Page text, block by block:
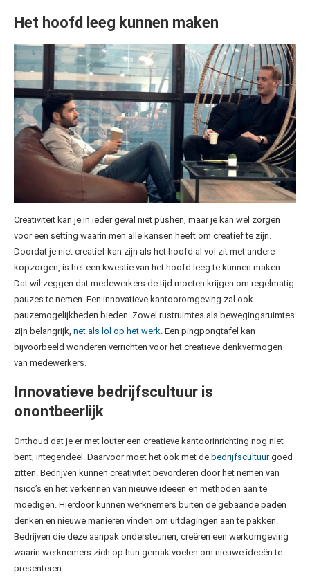
Het hoofd leeg kunnen maken
Creativiteit kan je in ieder geval niet pushen, maar je kan wel zorgen
voor een setting waarin men alle kansen heeft om creatief te zijn.
Doordat je niet creatief kan zijn als het hoofd al vol zit met andere
kopzorgen, is het een kwestie van het hoofd leeg te kunnen maken.
Dat wil zeggen dat medewerkers de tijd moeten krijgen om regelmatig
pauzes te nemen. Een innovatieve kantooromgeving zal ook
pauzemogelijkheden bieden. Zowel rustruimtes als bewegingsruimtes
zijn belangrijk, net als lol op het werk. Een pingpongtafel kan
bijvoorbeeld wonderen verrichten voor het creatieve denkvermogen
van medewerkers.
Innovatieve bedrijfscultuur is
onontbeerlijk
Onthoud dat je er met louter een creatieve kantoorinrichting nog niet
bent, integendeel. Daarvoor moet het ook met de bedrijfscultuurgoed
zitten. Bedrijven kunnen creativiteit bevorderen door het nemen van
risico’s en het verkennen van nieuwe ideeën en methoden aan te
moedigen. Hierdoor kunnen werknemers buiten de gebaande paden
denken en nieuwe manieren vinden om uitdagingen aan te pakken.
Bedrijven die deze aanpak ondersteunen, creëren een werkomgeving
waarin werknemers zich op hun gemak voelen om nieuwe ideeën te
presenteren.